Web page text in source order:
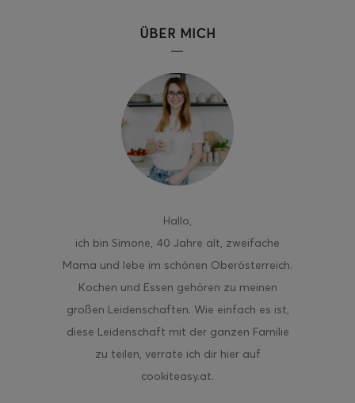
ÜBER MICH
Hallo,
ich bin Simone, 40 Jahre alt, zweifache
Mama und lebe im schönen Oberösterreich.
Kochen und Essen gehören zu meinen
großen Leidenschaften. Wie einfach es ist,
diese Leidenschaft mit der ganzen Familie
zu teilen, verrate ich dir hier auf
cookiteasy.at.